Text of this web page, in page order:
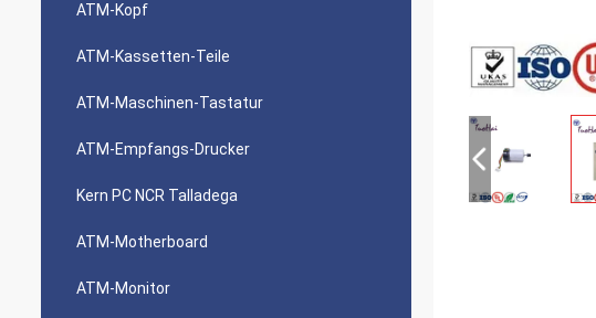
ATM-Kopf
ATM-Kassetten-Teile
ATM-Maschinen-Tastatur
ATM-Empfangs-Drucker
Kern PC NCR Talladega
ATM-Motherboard
ATM-Monitor